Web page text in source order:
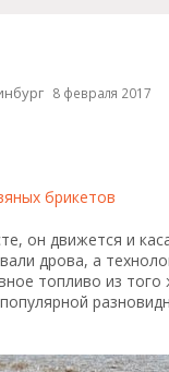
8 февраля 2017
брикетов
он движется и
дрова, а
топливо из